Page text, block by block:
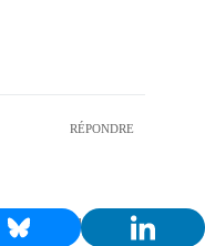
RÉPONDRE
les marguerites , je